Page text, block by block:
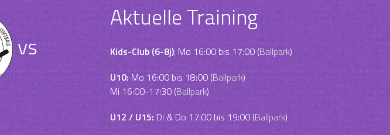
vs
Aktuelle Training
Kids-Club (6-8j): Mo 16:00 bis 17:00 (Ballpark)
U10:Mo 16:00 bis 18:00 (Ballpark)
Mi 16:00-17:30 (Ballpark)
U12 / U15:Di & Do 17:00 bis 19:00 (Ballpark)